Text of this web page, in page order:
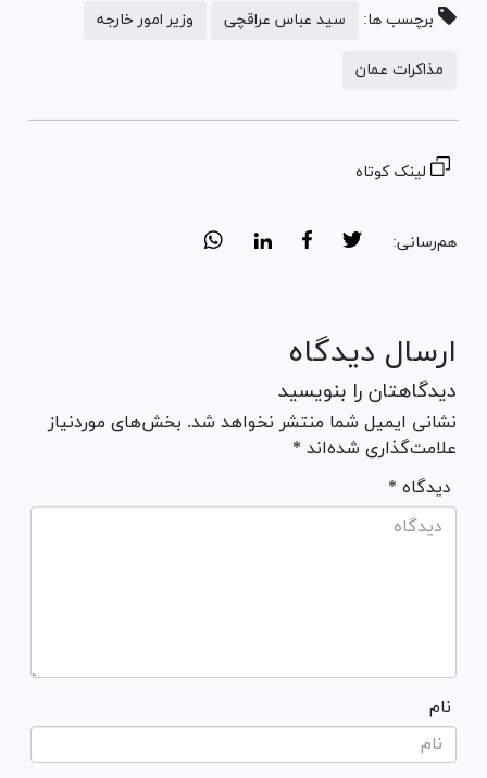
برچسب ها: سید عباس عراقچی وزیر امور خارجه
مذاکرات عمان
لینک کوتاه
هم‌رسانی:
ارسال دیدگاه
دیدگاهتان را بنویسید
نشانی ایمیل شما منتشر نخواهد شد. بخش‌های موردنیاز
علامت‌گذاری شده‌اند *
* دیدگاه
نام